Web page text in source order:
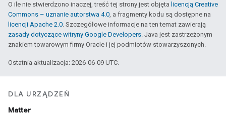
O ile nie stwierdzono inaczej, treść tej strony jest objęta licencją Creative
Commons – uznanie autorstwa 4.0, a fragmenty kodu są dostępne na
licencji Apache 2.0. Szczegółowe informacje na ten temat zawierają
zasady dotyczące witryny Google Developers. Java jest zastrzeżonym
znakiem towarowym firmy Oracle i jej podmiotów stowarzyszonych.
Ostatnia aktualizacja: 2026-06-09 UTC.
DLA URZĄDZEŃ
Matter